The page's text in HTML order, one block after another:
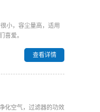
小，容尘量高，适用
喜爱。
查看详情
化空气，过滤器的功效